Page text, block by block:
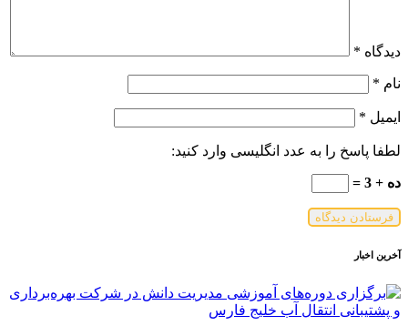
دیدگاه *
نام *
ایمیل *
لطفا پاسخ را به عدد انگلیسی وارد کنید:
ده + 3 =
آخرین اخبار